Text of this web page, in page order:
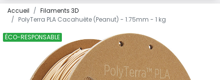
Accueil
Filaments 3D
PolyTerra PLA Cacahuète (Peanut) - 1.75mm - 1 kg
ÉCO-RESPONSABLE